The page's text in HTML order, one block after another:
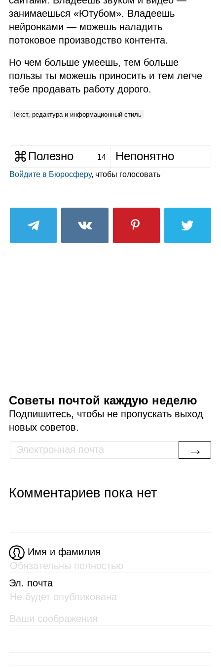
занимаешься «Ютубом». Владеешь
нейронками — можешь наладить
потоковое производство контента.
Но чем больше умеешь, тем больше
пользы ты можешь приносить и тем легче
тебе продавать работу дорого.
Текст, редактура и информационный стиль
Полезно 14 Непонятно
Войдите в Бюросферу, чтобы голосовать
Советы почтой каждую неделю
Подпишитесь, чтобы не пропускать выход
новых советов.
→
Комментариев пока нет
Имя и фамилия
Эл. почта